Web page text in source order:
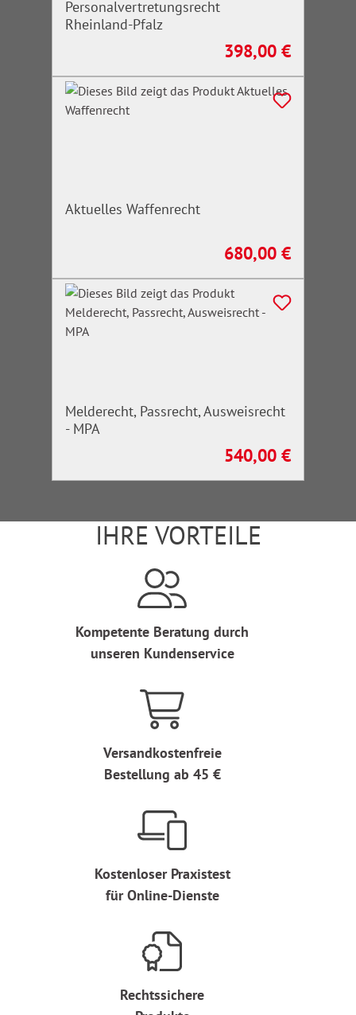
Personalvertretungsrecht
Rheinland-Pfalz
Regulärer Preis:
398,00 €
Aktuelles Waffenrecht
Regulärer Preis:
680,00 €
Melderecht, Passrecht, Ausweisrecht
- MPA
Regulärer Preis:
540,00 €
IHRE VORTEILE
Kompetente Beratung durch
unseren Kundenservice
Versandkostenfreie
Bestellung ab 45 €
Kostenloser Praxistest
für Online-Dienste
Rechtssichere